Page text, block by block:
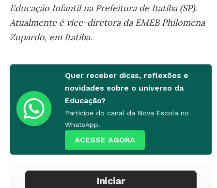
Educação Infantil na Prefeitura de Itatiba (SP).
Atualmente é vice-diretora da EMEB Philomena
Zupardo, em Itatiba.
Quer receber dicas, reflexões e
novidades sobre o universo da
Educação?
Participe do canal da Nova Escola no
WhatsApp.
ACESSE AGORA